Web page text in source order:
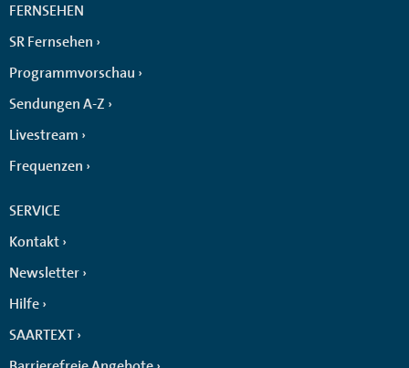
FERNSEHEN
SR Fernsehen
Programmvorschau
Sendungen A-Z
Livestream
Frequenzen
SERVICE
Kontakt
Newsletter
Hilfe
SAARTEXT